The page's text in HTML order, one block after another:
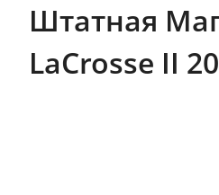
Штатная
LaCrosse II